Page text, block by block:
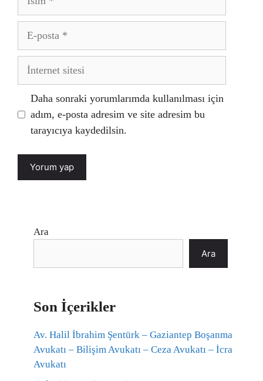
posta
İnternet
Daha sonraki yorumlarımda kullanılması için
adım, e-posta adresim ve site adresim bu
tarayıcıya kaydedilsin.
Ara
Ara
Son İçerikler
Av. Halil İbrahim Şentürk – Gaziantep Boşanma
Avukatı – Bilişim Avukatı – Ceza Avukatı – İcra
Avukatı